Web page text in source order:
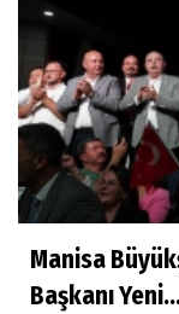
Aşı:
Manisa
Başkanı